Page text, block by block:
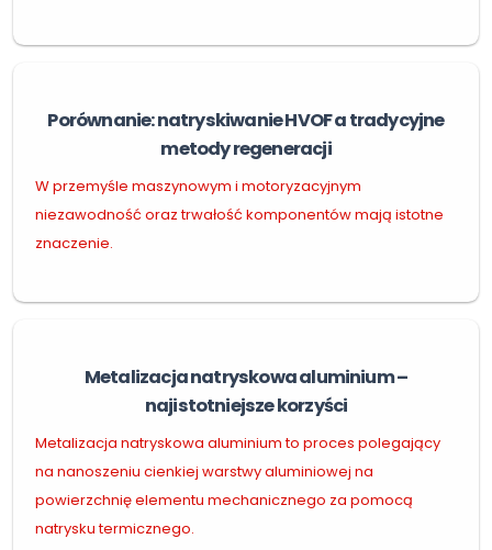
Porównanie: natryskiwanie HVOF a tradycyjne
metody regeneracji
W przemyśle maszynowym i motoryzacyjnym
niezawodność oraz trwałość komponentów mają istotne
znaczenie.
Metalizacja natryskowa aluminium –
najistotniejsze korzyści
Metalizacja natryskowa aluminium to proces polegający
na nanoszeniu cienkiej warstwy aluminiowej na
powierzchnię elementu mechanicznego za pomocą
natrysku termicznego.